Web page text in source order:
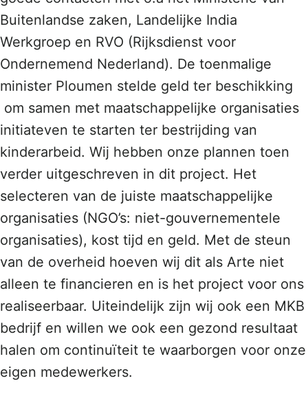
Buitenlandse zaken, Landelijke India
Werkgroep en RVO (Rijksdienst voor
Ondernemend Nederland). De toenmalige
minister Ploumen stelde geld ter beschikking
om samen met maatschappelijke organisaties
initiateven te starten ter bestrijding van
kinderarbeid. Wij hebben onze plannen toen
verder uitgeschreven in dit project. Het
selecteren van de juiste maatschappelijke
organisaties (NGO’s: niet-gouvernementele
organisaties), kost tijd en geld. Met de steun
van de overheid hoeven wij dit als Arte niet
alleen te financieren en is het project voor ons
realiseerbaar. Uiteindelijk zijn wij ook een MKB
bedrijf en willen we ook een gezond resultaat
halen om continuïteit te waarborgen voor onze
eigen medewerkers.